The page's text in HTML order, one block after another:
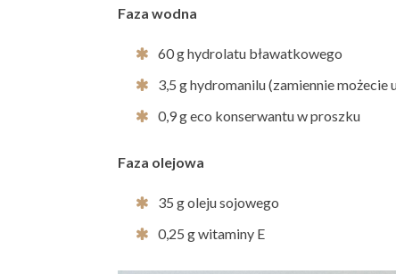
Faza wodna
60 g hydrolatu bławatkowego
3,5 g hydromanilu (zamiennie możecie
0,9 g eco konserwantu w proszku
Faza olejowa
35 g oleju sojowego
0,25 g witaminy E